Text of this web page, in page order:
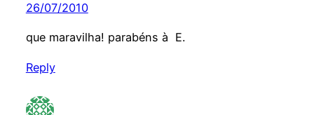
26/07/2010
que maravilha! parabéns à E.
Reply